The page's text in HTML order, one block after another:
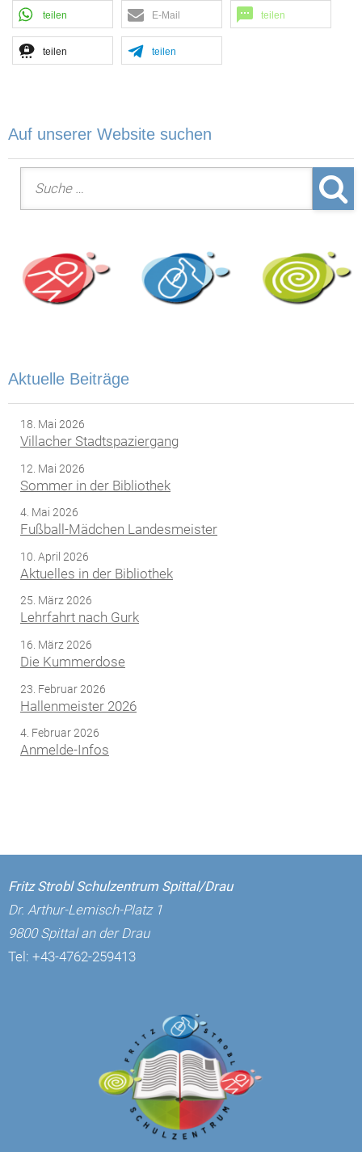
teilen E-Mail teilen
teilen teilen
Auf unserer Website suchen
Suche nach:
Aktuelle Beiträge
18. Mai 2026
Villacher Stadtspaziergang
12. Mai 2026
Sommer in der Bibliothek
4. Mai 2026
Fußball-Mädchen Landesmeister
10. April 2026
Aktuelles in der Bibliothek
25. März 2026
Lehrfahrt nach Gurk
16. März 2026
Die Kummerdose
23. Februar 2026
Hallenmeister 2026
4. Februar 2026
Anmelde-Infos
Fritz Strobl Schulzentrum Spittal/Drau
Dr. Arthur-Lemisch-Platz 1
9800 Spittal an der Drau
Tel: +43-4762-259413